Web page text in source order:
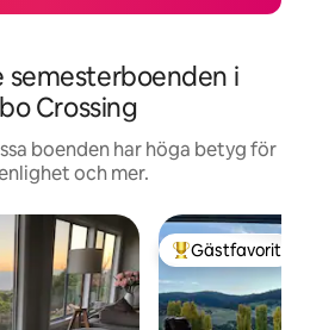
semesterboenden i
Crossing
boenden har höga betyg för
och mer.
Populär
Gästfavorit